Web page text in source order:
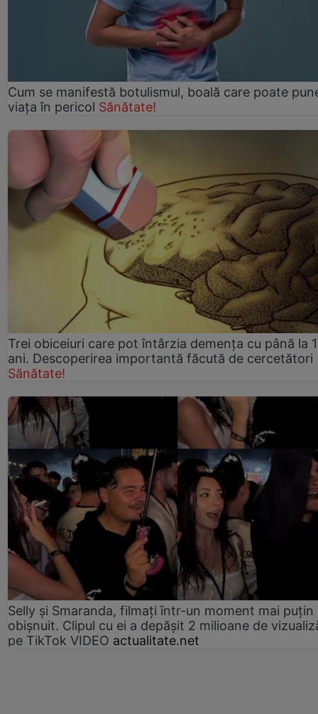
Cum se manifestă botulismul, boală care poate
viaţa în pericol Sănătate!
Trei obiceiuri care pot întârzia demența cu până la
ani. Descoperirea importantă făcută de cercetători
Sănătate!
Selly și Smaranda, filmați într-un moment mai puțin
obișnuit. Clipul cu ei a depășit 2 milioane de
pe TikTok VIDEO actualitate.net